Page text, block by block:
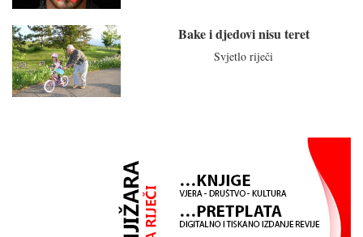
Bake i djedovi nisu teret
Svjetlo riječi